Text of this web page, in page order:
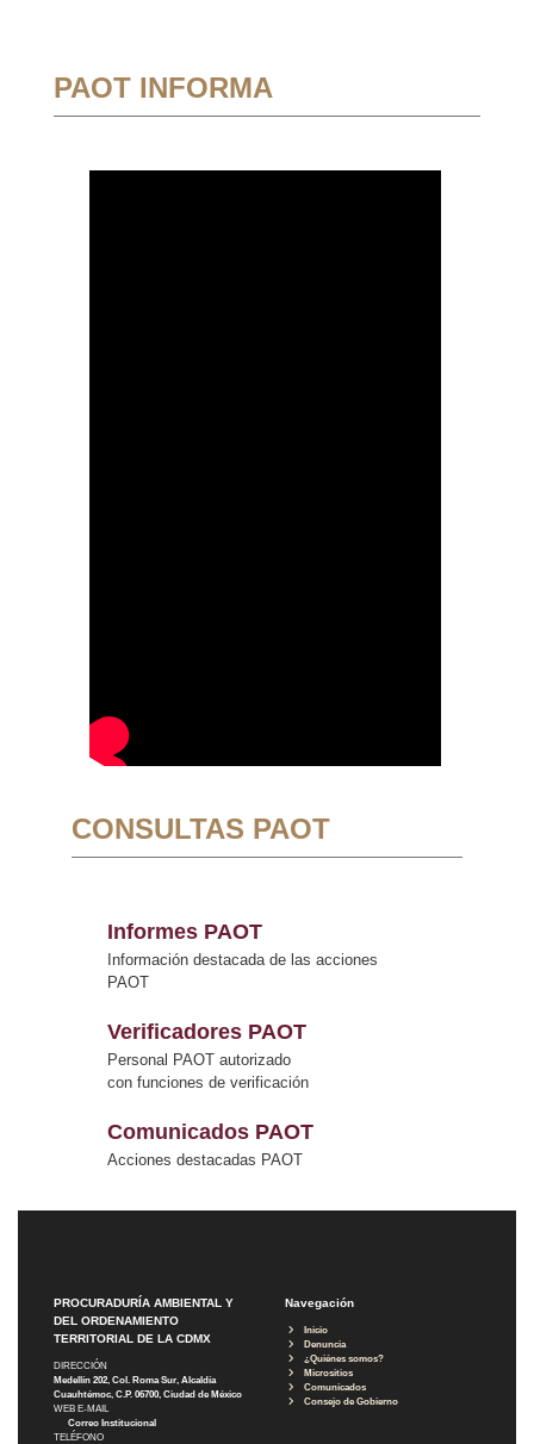
PAOT INFORMA
CONSULTAS PAOT
Informes PAOT
Información destacada de las acciones
PAOT
Verificadores PAOT
Personal PAOT autorizado
con funciones de verificación
Comunicados PAOT
Acciones destacadas PAOT
PROCURADURÍA AMBIENTAL Y
DEL ORDENAMIENTO
TERRITORIAL DE LA CDMX
DIRECCIÓN
Medellín 202, Col. Roma Sur, Alcaldía
Cuauhtémoc, C.P. 06700, Ciudad de México
WEB E-MAIL
Correo Institucional
TELÉFONO
Navegación
Inicio
Denuncia
¿Quiénes somos?
Micrositios
Comunicados
Consejo de Gobierno